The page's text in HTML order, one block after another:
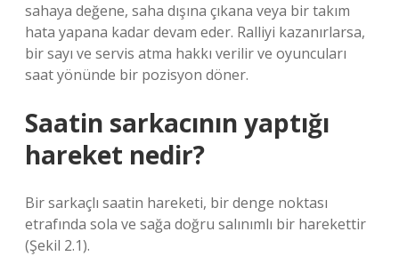
sahaya değene, saha dışına çıkana veya bir takım
hata yapana kadar devam eder. Ralliyi kazanırlarsa,
bir sayı ve servis atma hakkı verilir ve oyuncuları
saat yönünde bir pozisyon döner.
Saatin sarkacının yaptığı
hareket nedir?
Bir sarkaçlı saatin hareketi, bir denge noktası
etrafında sola ve sağa doğru salınımlı bir harekettir
(Şekil 2.1).